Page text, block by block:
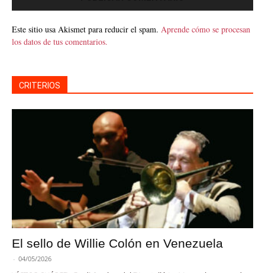
Este sitio usa Akismet para reducir el spam. Aprende cómo se procesan
los datos de tus comentarios.
CRITERIOS
El sello de Willie Colón en Venezuela
- 04/05/2026